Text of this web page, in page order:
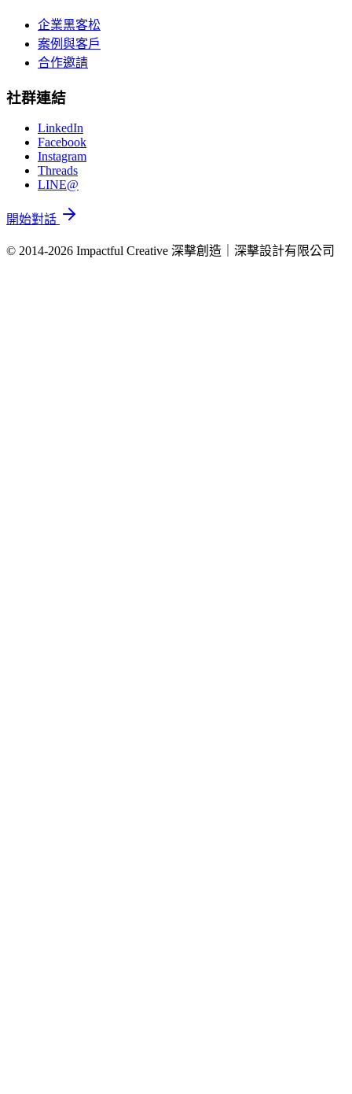
企業黑客松
案例與客戶
合作邀請
社群連結
LinkedIn
Facebook
Instagram
Threads
LINE@
開始對話
© 2014-2026 Impactful Creative 深擊創造｜深擊設計有限公司